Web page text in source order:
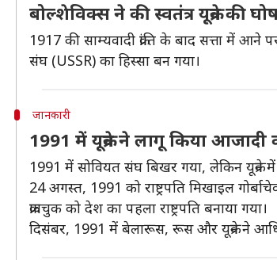
बोल्शेविक्स ने की स्वतंत्र यूक्रेन की
1917 की साम्यवादी क्रांति के बाद सत्ता में
संघ (USSR) का हिस्सा बन गया।
जानकारी
1991 में यूक्रेन ने लागू किया
1991 में सोवियत संघ बिखर गया, लेकिन
24 अगस्त, 1991 को राष्ट्रपति मिखाइल
क्रावचुक को देश का पहला राष्ट्रपति बनाया गया।
दिसंबर, 1991 में बेलारूस, रूस और यूक्रेन ने